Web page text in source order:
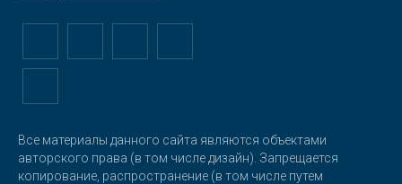
Все материалы данного сайта являются объектами
авторского права (в том числе дизайн). Запрещается
копирование, распространение (в том числе путем